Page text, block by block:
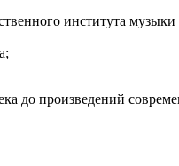
института
до произведений